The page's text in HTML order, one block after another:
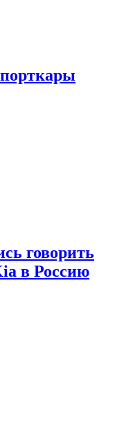
говорить
в Россию